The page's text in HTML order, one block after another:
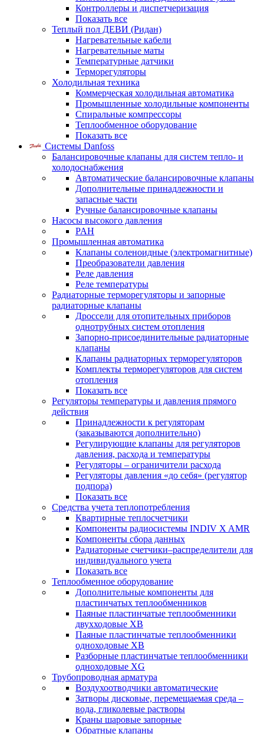
Контроллеры и диспетчеризация
Показать все
Теплый пол ДЕВИ (Ридан)
Нагревательные кабели
Нагревательные маты
Температурные датчики
Терморегуляторы
Холодильная техника
Коммерческая холодильная автоматика
Промышленные холодильные компоненты
Спиральные компрессоры
Теплообменное оборудование
Показать все
Системы Danfoss
Балансировочные клапаны для систем тепло- и
холодоснабжения
Автоматические балансировочные клапаны
Дополнительные принадлежности и
запасные части
Ручные балансировочные клапаны
Насосы высокого давления
PAH
Промышленная автоматика
Клапаны соленоидные (электромагнитные)
Преобразователи давления
Реле давления
Реле температуры
Радиаторные терморегуляторы и запорные
радиаторные клапаны
Дроссели для отопительных приборов
однотрубных систем отопления
Запорно-присоединительные радиаторные
клапаны
Клапаны радиаторных терморегуляторов
Комплекты терморегуляторов для систем
отопления
Показать все
Регуляторы температуры и давления прямого
действия
Принадлежности к регуляторам
(заказываются дополнительно)
Регулирующие клапаны для регуляторов
давления, расхода и температуры
Регуляторы – ограничители расхода
Регуляторы давления «до себя» (регулятор
подпора)
Показать все
Средства учета теплопотребления
Квартирные теплосчетчики
Компоненты радиосистемы INDIV X AMR
Компоненты сбора данных
Радиаторные счетчики–распределители для
индивидуального учета
Показать все
Теплообменное оборудование
Дополнительные компоненты для
пластинчатых теплообменников
Паяные пластинчатые теплообменники
двухходовые XB
Паяные пластинчатые теплообменники
одноходовые ХВ
Разборные пластинчатые теплообменники
одноходовые ХG
Трубопроводная арматура
Воздухоотводчики автоматические
Затворы дисковые, перемещаемая среда –
вода, гликолевые растворы
Краны шаровые запорные
Обратные клапаны